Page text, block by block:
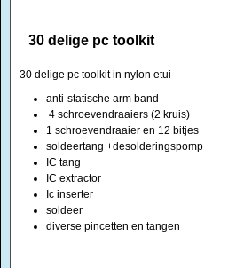
30 delige pc toolkit
30 delige pc toolkit in nylon etui
anti-statische arm band
4 schroevendraaiers (2 kruis)
1 schroevendraaier en 12 bitjes
soldeertang +desolderingspomp
IC tang
IC extractor
Ic inserter
soldeer
diverse pincetten en tangen